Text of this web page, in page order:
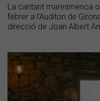
La cantant maresmenca
febrer a l'Auditori de
direcció de Joan Albert